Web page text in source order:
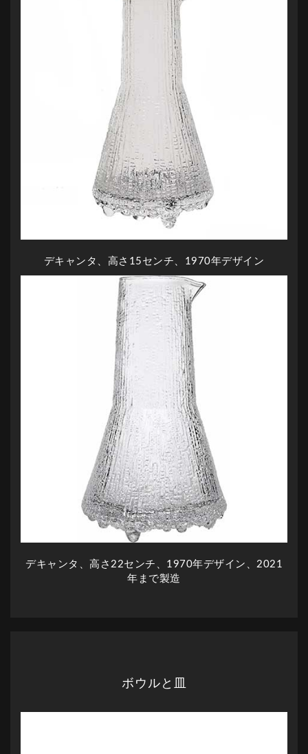
デキャンタ、高さ15センチ、1970年デザイン
デキャンタ、高さ22センチ、1970年デザイン、2021
年まで製造
ボウルと皿